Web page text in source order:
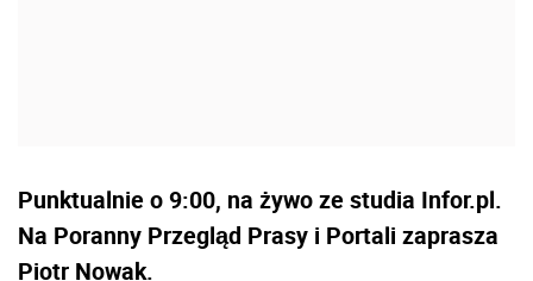
Punktualnie o 9:00, na żywo ze studia Infor.pl.
Na Poranny Przegląd Prasy i Portali zaprasza
Piotr Nowak.